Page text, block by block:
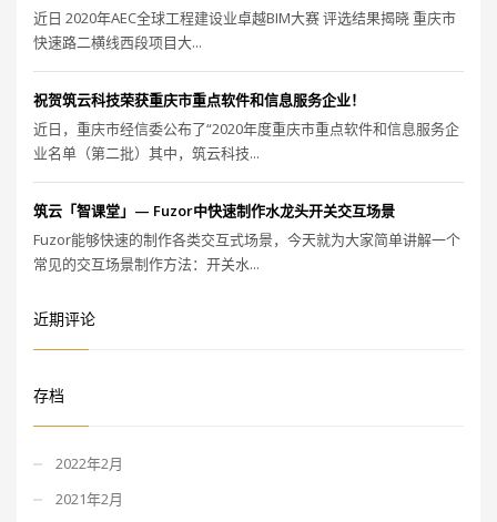
近日 2020年AEC全球工程建设业卓越BIM大赛 评选结果揭晓 重庆市
快速路二横线西段项目大...
祝贺筑云科技荣获重庆市重点软件和信息服务企业！
近日，重庆市经信委公布了“2020年度重庆市重点软件和信息服务企
业名单（第二批）其中，筑云科技...
筑云「智课堂」— Fuzor中快速制作水龙头开关交互场景
Fuzor能够快速的制作各类交互式场景，今天就为大家简单讲解一个
常见的交互场景制作方法：开关水...
近期评论
存档
2022年2月
2021年2月